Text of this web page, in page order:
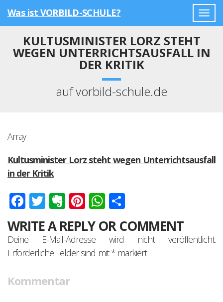
Was ist VORBILD-SCHULE?
KULTUSMINISTER LORZ STEHT
WEGEN UNTERRICHTSAUSFALL IN
DER KRITIK
auf vorbild-schule.de
Array
Kultusminister Lorz steht wegen Unterrichtsausfall
in der Kritik
Facebook
Twitter
Evernote
Pinterest
WhatsApp
WRITE A REPLY OR COMMENT
Deine E-Mail-Adresse wird nicht veröffentlicht.
Erforderliche Felder sind mit*markiert
Kommentar